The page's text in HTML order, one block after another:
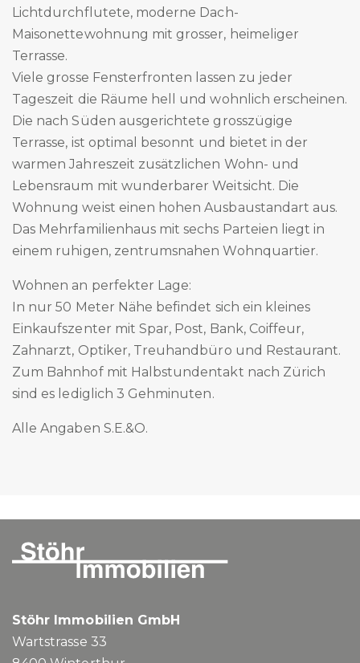
Lichtdurchflutete, moderne Dach-
Maisonettewohnung mit grosser, heimeliger
Terrasse.
Viele grosse Fensterfronten lassen zu jeder
Tageszeit die Räume hell und wohnlich erscheinen.
Die nach Süden ausgerichtete grosszügige
Terrasse, ist optimal besonnt und bietet in der
warmen Jahreszeit zusätzlichen Wohn- und
Lebensraum mit wunderbarer Weitsicht. Die
Wohnung weist einen hohen Ausbaustandart aus.
Das Mehrfamilienhaus mit sechs Parteien liegt in
einem ruhigen, zentrumsnahen Wohnquartier.
Wohnen an perfekter Lage:
In nur 50 Meter Nähe befindet sich ein kleines
Einkaufszenter mit Spar, Post, Bank, Coiffeur,
Zahnarzt, Optiker, Treuhandbüro und Restaurant.
Zum Bahnhof mit Halbstundentakt nach Zürich
sind es lediglich 3 Gehminuten.
Alle Angaben S.E.&O.
Stöhr Immobilien GmbH
Wartstrasse 33